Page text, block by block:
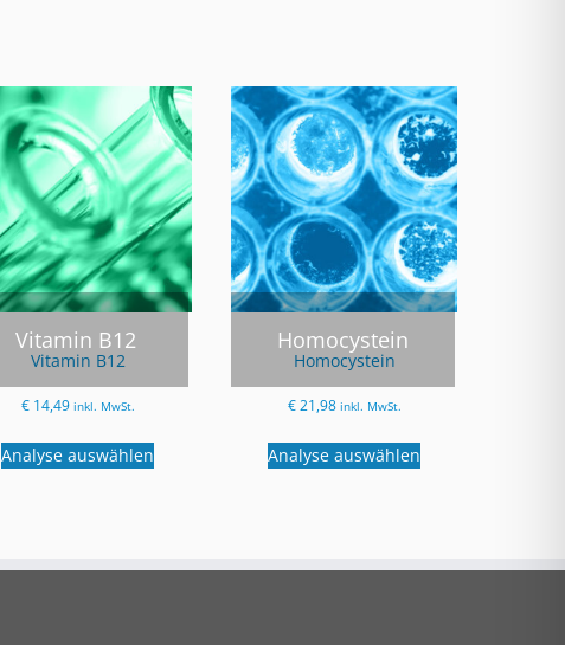
Vitamin B12
Vitamin B12
€14,49 inkl. MwSt.
Analyse auswählen
Homocystein
Homocystein
€21,98 inkl. MwSt.
Analyse auswählen